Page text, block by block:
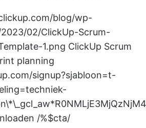
blog/wp-
02/ClickUp-Scrum-
1.png ClickUp Scrum
planning
signup?sjabloon=t-
/%$cta/